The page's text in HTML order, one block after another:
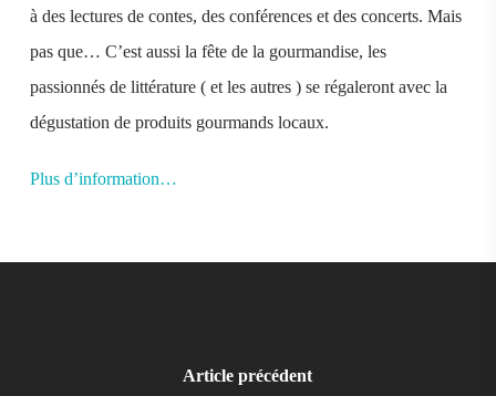
à des lectures de contes, des conférences et des concerts. Mais
pas que… C’est aussi la fête de la gourmandise, les
passionnés de littérature ( et les autres ) se régaleront avec la
dégustation de produits gourmands locaux.
Plus d’information…
Article précédent